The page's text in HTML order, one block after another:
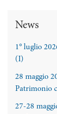
News
1° luglio
(I)
28 maggio
Patrimonio
27-28